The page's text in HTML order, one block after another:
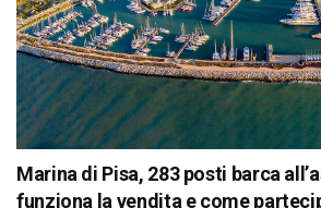
Marina di Pisa, 283 posti barca
funziona la vendita e come